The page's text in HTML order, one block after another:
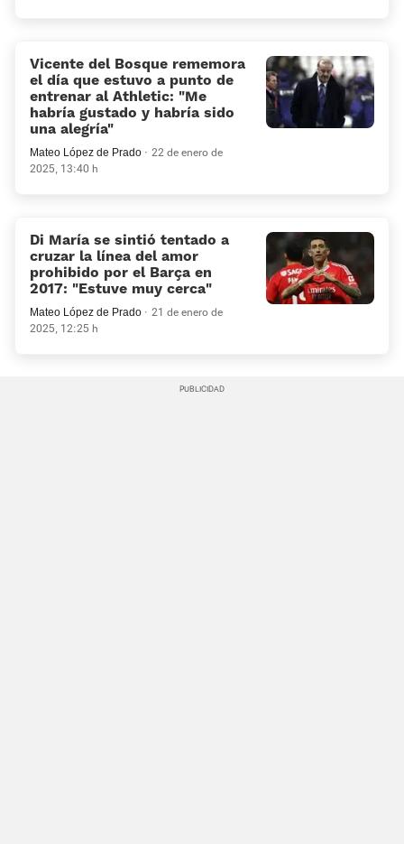
Vicente del Bosque rememora
el día que estuvo a punto de
entrenar al Athletic: “Me
habría gustado y habría sido
una alegría”
Mateo López de Prado
22 de enero de
2025, 13:40 h
Di María se sintió tentado a
cruzar la línea del amor
prohibido por el Barça en
2017: «Estuve muy cerca»
Mateo López de Prado
21 de enero de
2025, 12:25 h